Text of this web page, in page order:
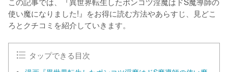
使い魔になりました!』をお得に読む方法やあらすじ、見どこ
ろとクチコミを紹介していきます。
タップできる目次